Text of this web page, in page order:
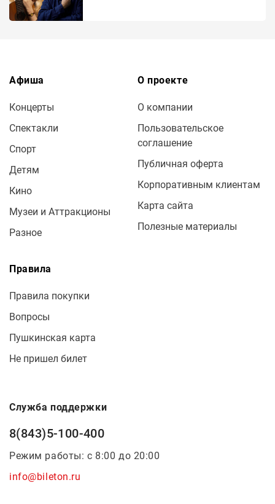
Афиша
Концерты
Спектакли
Спорт
Детям
Кино
Музеи и Аттракционы
Разное
О проекте
О компании
Пользовательское
соглашение
Публичная оферта
Корпоративным клиентам
Карта сайта
Полезные материалы
Правила
Правила покупки
Вопросы
Пушкинская карта
Не пришел билет
Служба поддержки
8(843)5-100-400
Режим работы: с 8:00 до 20:00
info@bileton.ru